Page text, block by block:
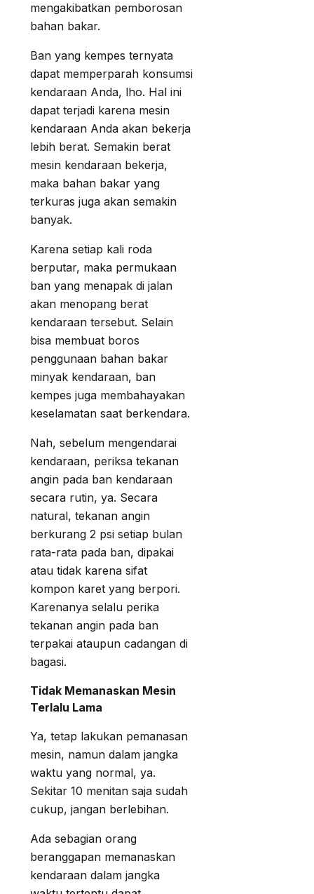
mengakibatkan pemborosan
bahan bakar.
Ban yang kempes ternyata
dapat memperparah konsumsi
kendaraan Anda, lho. Hal ini
dapat terjadi karena mesin
kendaraan Anda akan bekerja
lebih berat. Semakin berat
mesin kendaraan bekerja,
maka bahan bakar yang
terkuras juga akan semakin
banyak.
Karena setiap kali roda
berputar, maka permukaan
ban yang menapak di jalan
akan menopang berat
kendaraan tersebut. Selain
bisa membuat boros
penggunaan bahan bakar
minyak kendaraan, ban
kempes juga membahayakan
keselamatan saat berkendara.
Nah, sebelum mengendarai
kendaraan, periksa tekanan
angin pada ban kendaraan
secara rutin, ya. Secara
natural, tekanan angin
berkurang 2 psi setiap bulan
rata-rata pada ban, dipakai
atau tidak karena sifat
kompon karet yang berpori.
Karenanya selalu perika
tekanan angin pada ban
terpakai ataupun cadangan di
bagasi.
Tidak Memanaskan Mesin
Terlalu Lama
Ya, tetap lakukan pemanasan
mesin, namun dalam jangka
waktu yang normal, ya.
Sekitar 10 menitan saja sudah
cukup, jangan berlebihan.
Ada sebagian orang
beranggapan memanaskan
kendaraan dalam jangka